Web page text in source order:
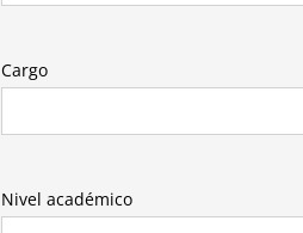
Cargo
Nivel académico